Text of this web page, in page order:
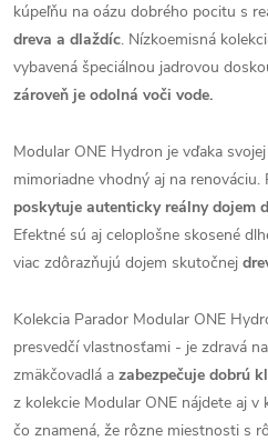
kúpeľňu na oázu dobrého pocitu s
dreva a dlaždíc. Nízkoemisná
vybavená špeciálnou jadrovou
zároveň je odolná voči vode.
Modular ONE Hydron je vďaka
mimoriadne vhodný aj na
poskytuje autenticky reálny dojem
Efektné sú aj celoplošne skosené
viac zdôrazňujú dojem skutočnej
Kolekcia Parador Modular ONE
presvedčí vlastnosťami - je zdravá
zmäkčovadlá a zabezpečuje dobrú
z kolekcie Modular ONE nájdete aj
čo znamená, že rôzne miestnosti s